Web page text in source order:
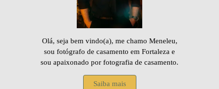
Olá, seja bem vindo(a), me chamo Meneleu,
sou fotógrafo de casamento em Fortaleza e
sou apaixonado por fotografia de casamento.
Saiba mais